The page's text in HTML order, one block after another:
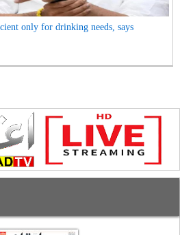
only for drinking needs, says